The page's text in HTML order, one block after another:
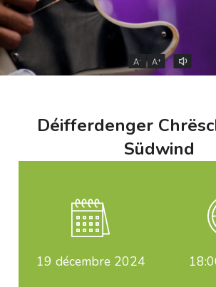
A- A+
Déifferdenger
Südwind
19 décembre 2024